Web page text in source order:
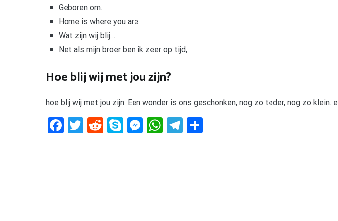
Geboren om.
Home is where you are.
Wat zijn wij blij…
Net als mijn broer ben ik zeer op tijd,
Hoe blij wij met jou zijn?
hoe blij wij met jou zijn. Een wonder is ons geschonken, nog zo teder, nog zo klein.
Facebook
Twitter
RedditSkypeMessenger
WhatsApp
Telegram